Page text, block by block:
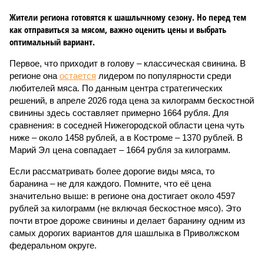
Жители региона готовятся к шашлычному сезону. Но перед тем
как отправиться за мясом, важно оценить цены и выбрать
оптимальный вариант.
Первое, что приходит в голову – классическая свинина. В
регионе она остается лидером по популярности среди
любителей мяса. По данным центра стратегических
решений, в апреле 2026 года цена за килограмм бескостной
свинины здесь составляет примерно 1664 рубля. Для
сравнения: в соседней Нижегородской области цена чуть
ниже – около 1458 рублей, а в Костроме – 1370 рублей. В
Марий Эл цена совпадает – 1664 рубля за килограмм.
Если рассматривать более дорогие виды мяса, то
баранина – не для каждого. Помните, что её цена
значительно выше: в регионе она достигает около 4597
рублей за килограмм (не включая бескостное мясо). Это
почти втрое дороже свинины и делает баранину одним из
самых дорогих вариантов для шашлыка в Приволжском
федеральном округе.